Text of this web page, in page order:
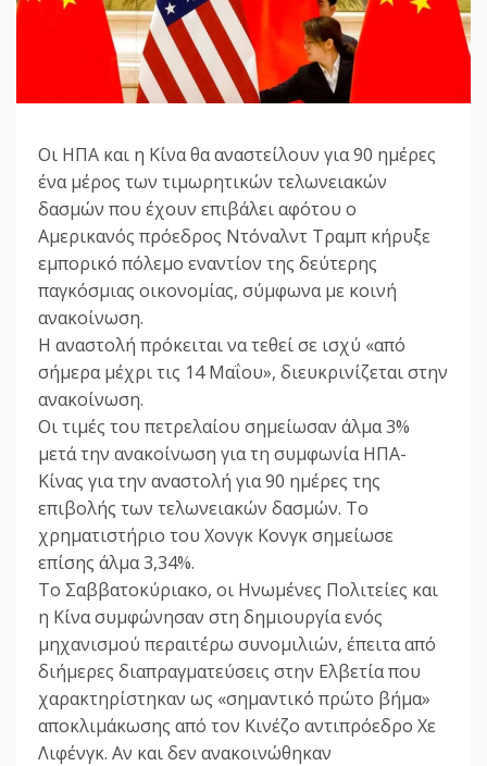
Οι ΗΠΑ και η Κίνα θα αναστείλουν για 90 ημέρες
ένα μέρος των τιμωρητικών τελωνειακών
δασμών που έχουν επιβάλει αφότου ο
Αμερικανός πρόεδρος Ντόναλντ Τραμπ κήρυξε
εμπορικό πόλεμο εναντίον της δεύτερης
παγκόσμιας οικονομίας, σύμφωνα με κοινή
ανακοίνωση.
Η αναστολή πρόκειται να τεθεί σε ισχύ «από
σήμερα μέχρι τις 14 Μαΐου», διευκρινίζεται στην
ανακοίνωση.
Οι τιμές του πετρελαίου σημείωσαν άλμα 3%
μετά την ανακοίνωση για τη συμφωνία ΗΠΑ-
Κίνας για την αναστολή για 90 ημέρες της
επιβολής των τελωνειακών δασμών. Το
χρηματιστήριο του Χονγκ Κονγκ σημείωσε
επίσης άλμα 3,34%.
To Σαββατοκύριακο, οι Ηνωμένες Πολιτείες και
η Κίνα συμφώνησαν στη δημιουργία ενός
μηχανισμού περαιτέρω συνομιλιών, έπειτα από
διήμερες διαπραγματεύσεις στην Ελβετία που
χαρακτηρίστηκαν ως «σημαντικό πρώτο βήμα»
αποκλιμάκωσης από τον Κινέζο αντιπρόεδρο Χε
Λιφένγκ. Αν και δεν ανακοινώθηκαν